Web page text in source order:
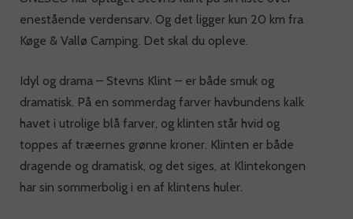
enestående verdensarv. Og det ligger kun 20 km fra
Køge & Vallø Camping. Det skal du opleve.
Idyl og drama – Stevns Klint – er både smuk og
dramatisk. På en sommerdag farver havbundens kalk
havet i utrolige blå farver, og klinten står hvid og
toppes af træernes grønne kroner. Klinten er både
dragende og dramatisk, og det siges, at Klintekongen
har sin sommerbolig i en af klintens huler.